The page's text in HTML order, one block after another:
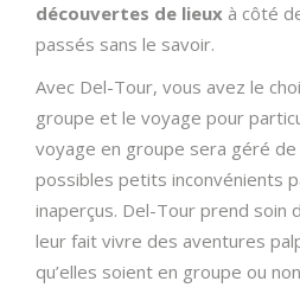
découvertes de lieux à côté
passés sans le savoir.
Avec Del-Tour, vous avez le
groupe et le voyage pour
voyage en groupe sera géré
possibles petits inconvénients
inaperçus. Del-Tour prend soin
leur fait vivre des aventures
qu’elles soient en groupe ou